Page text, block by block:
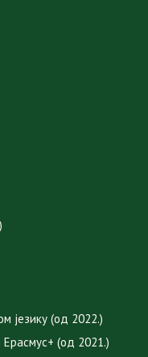
језику (од 2022.)
Ерасмус+ (од 2021.)